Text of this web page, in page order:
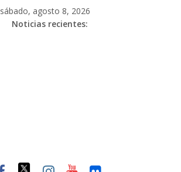
sábado, agosto 8, 2026
Noticias recientes: